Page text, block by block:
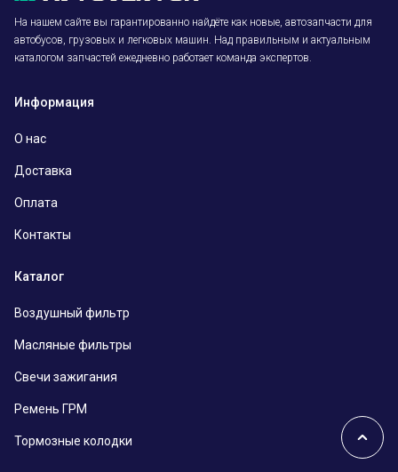
На нашем сайте вы гарантированно найдёте как новые, автозапчасти для
автобусов, грузовых и легковых машин. Над правильным и актуальным
каталогом запчастей ежедневно работает команда экспертов.
Информация
О нас
Доставка
Оплата
Контакты
Каталог
Воздушный фильтр
Масляные фильтры
Свечи зажигания
Ремень ГРМ
Тормозные колодки